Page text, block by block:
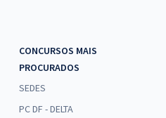
CONCURSOS MAIS
PROCURADOS
SEDES
PC DF - DELTA